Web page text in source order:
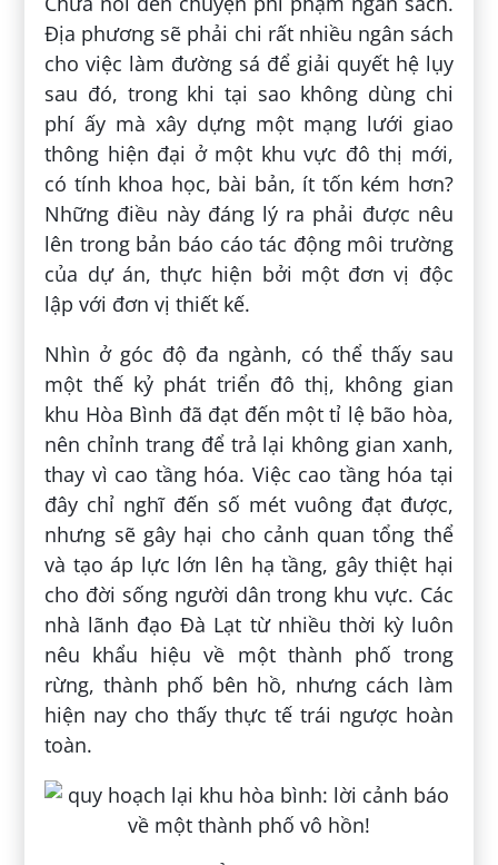
Địa phương sẽ phải chi rất nhiều ngân sách
cho việc làm đường sá để giải quyết hệ lụy
sau đó, trong khi tại sao không dùng chi
phí ấy mà xây dựng một mạng lưới giao
thông hiện đại ở một khu vực đô thị mới,
có tính khoa học, bài bản, ít tốn kém hơn?
Những điều này đáng lý ra phải được nêu
lên trong bản báo cáo tác động môi trường
của dự án, thực hiện bởi một đơn vị độc
lập với đơn vị thiết kế.
Nhìn ở góc độ đa ngành, có thể thấy sau
một thế kỷ phát triển đô thị, không gian
khu Hòa Bình đã đạt đến một tỉ lệ bão hòa,
nên chỉnh trang để trả lại không gian xanh,
thay vì cao tầng hóa. Việc cao tầng hóa tại
đây chỉ nghĩ đến số mét vuông đạt được,
nhưng sẽ gây hại cho cảnh quan tổng thể
và tạo áp lực lớn lên hạ tầng, gây thiệt hại
cho đời sống người dân trong khu vực. Các
nhà lãnh đạo Đà Lạt từ nhiều thời kỳ luôn
nêu khẩu hiệu về một thành phố trong
rừng, thành phố bên hồ, nhưng cách làm
hiện nay cho thấy thực tế trái ngược hoàn
toàn.